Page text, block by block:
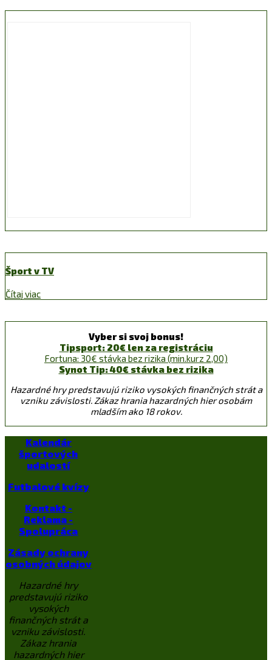
Šport v TV
Čítaj viac
Vyber si svoj bonus!
Tipsport: 20€ len za registráciu
Fortuna: 30€ stávka bez rizika (min.kurz 2,00)
Synot Tip: 40€ stávka bez rizika
Hazardné hry predstavujú riziko vysokých finančných strát a
vzniku závislosti. Zákaz hrania hazardných hier osobám
mladším ako 18 rokov.
Kalendár
športových
udalostí
Futbalové kvízy
Kontakt -
Reklama -
Spolupráca
Zásady ochrany
osobných údajov
Hazardné hry
predstavujú riziko
vysokých
finančných strát a
vzniku závislosti.
Zákaz hrania
hazardných hier